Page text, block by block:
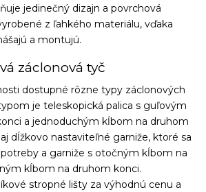
jedinečný dizajn a povrchová
z ľahkého materiálu, vďaka
a montujú.
záclonová tyč
dostupné rôzne typy záclonových
je teleskopická palica s guľovým
a jednoduchým kĺbom na druhom
dĺžkovo nastaviteľné garniže, ktoré sa
a garniže s otočným kĺbom na
kĺbom na druhom konci.
stropné lišty za výhodnú cenu a